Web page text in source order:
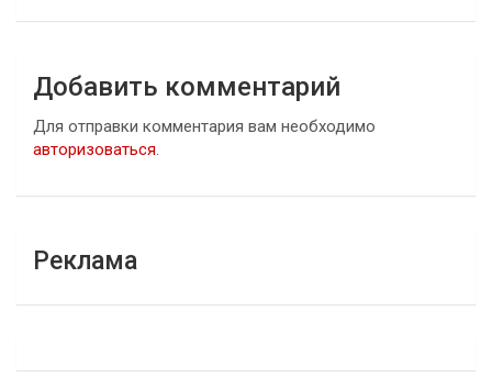
Добавить комментарий
Для отправки комментария вам необходимо
авторизоваться.
Реклама